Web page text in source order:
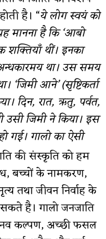
है। “ये लोग स्वयं को
मानना है कि ‘आबो
शक्तियाँ थीं। इनका
था। उस समय
आने’ (सृष्टिकर्ता
दिन, रात, ऋतु, पर्वत,
जिमी ने किया। इस
गई। गालो का ऐसी
की संस्कृति को हम
बच्चों के नामकरण,
तथा जीवन निर्वाह के
है। गालो जनजाति
कल्पण, अच्छी फसल